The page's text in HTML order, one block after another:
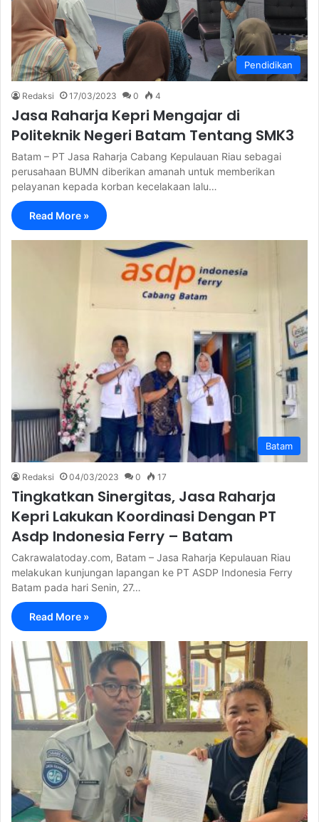
Pendidikan
Redaksi 17/03/2023 0 4
Jasa Raharja Kepri Mengajar di
Politeknik Negeri Batam Tentang SMK3
Batam – PT Jasa Raharja Cabang Kepulauan Riau sebagai
perusahaan BUMN diberikan amanah untuk memberikan
pelayanan kepada korban kecelakaan lalu…
Read More »
Batam
Redaksi 04/03/2023 0 17
Tingkatkan Sinergitas, Jasa Raharja
Kepri Lakukan Koordinasi Dengan PT
Asdp Indonesia Ferry – Batam
Cakrawalatoday.com, Batam – Jasa Raharja Kepulauan Riau
melakukan kunjungan lapangan ke PT ASDP Indonesia Ferry
Batam pada hari Senin, 27…
Read More »